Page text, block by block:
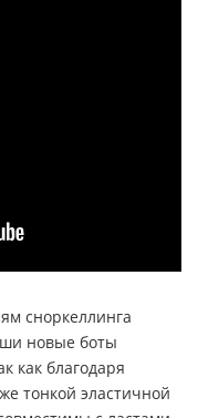
сноркеллинга
новые боты
как благодаря
тонкой эластичной